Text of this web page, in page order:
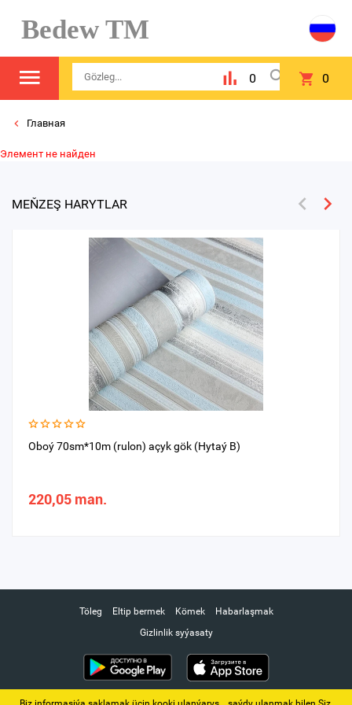
Bedew TM
0 0
Главная
Элемент не найден
MEŇZEŞ HARYTLAR
Oboý 70sm*10m (rulon) açyk gök (Hytaý B)
220,05 man.
Töleg Eltip bermek Kömek
Habarlaşmak
Gizlinlik syýasaty